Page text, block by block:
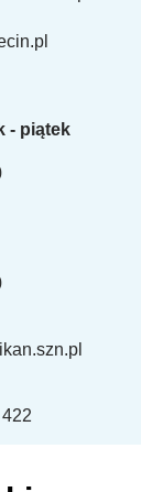
- piątek